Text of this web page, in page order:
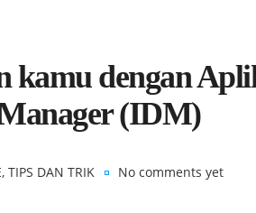
kamu dengan
(IDM)
,TIPS DAN TRIK No comments yet